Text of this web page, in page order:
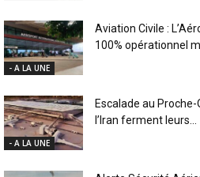
- A LA UNE
Aviation Civile :
100% opérationnel
- A LA UNE
Escalade au Proche-
l’Iran ferment leurs...